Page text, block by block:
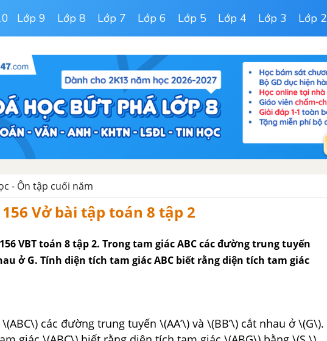
Lớp 9 Lớp 8 Lớp 7 Lớp 6 Lớp 5 Lớp 4 Lớp 3 Lớp 2
- Ôn tập cuối năm
Vở bài tập toán 8 tập 2
VBT toán 8 tập 2. Trong tam giác ABC các đường trung tuyến
ở G. Tính diện tích tam giác ABC biết rằng diện tích tam giác
các đường trung tuyến \(AA’\) và \(BB’\) cắt nhau ở \(G\).